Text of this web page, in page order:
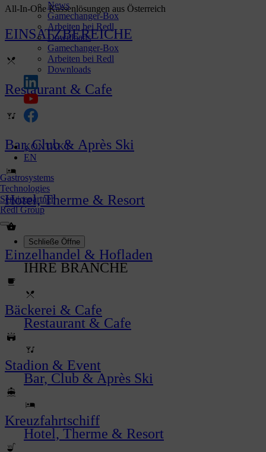
News
Gamechanger-Box
Arbeiten bei Redl
Downloads
Gamechanger-Box
Arbeiten bei Redl
Downloads
KONTAKT
EN
Gastrosystems
Technologies
Servicepartner
Redl Group
Schließe Öffne
IHRE BRANCHE
Restaurant & Cafe
Bar, Club & Après Ski
Hotel, Therme & Resort
All-In-One Kassenlösungen aus Österreich
EINSATZBEREICHE
Restaurant & Cafe
Bar, Club & Après Ski
Hotel, Therme & Resort
Einzelhandel & Hofladen
Bäckerei & Cafe
Stadion & Event
Kreuzfahrtschiff